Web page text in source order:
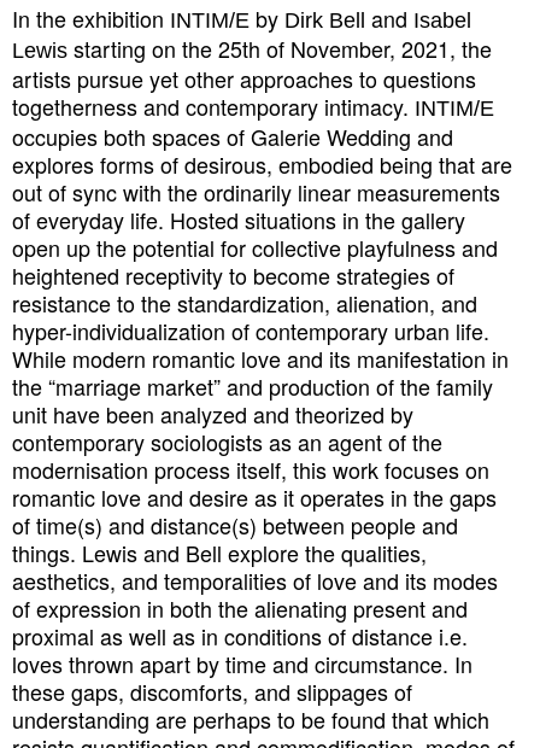
In the exhibition INTIM/E by Dirk Bell and Isabel
Lewis starting on the 25th of November, 2021, the
artists pursue yet other approaches to questions
togetherness and contemporary intimacy. INTIM/E
occupies both spaces of Galerie Wedding and
explores forms of desirous, embodied being that are
out of sync with the ordinarily linear measurements
of everyday life. Hosted situations in the gallery
open up the potential for collective playfulness and
heightened receptivity to become strategies of
resistance to the standardization, alienation, and
hyper-individualization of contemporary urban life.
While modern romantic love and its manifestation in
the “marriage market” and production of the family
unit have been analyzed and theorized by
contemporary sociologists as an agent of the
modernisation process itself, this work focuses on
romantic love and desire as it operates in the gaps
of time(s) and distance(s) between people and
things. Lewis and Bell explore the qualities,
aesthetics, and temporalities of love and its modes
of expression in both the alienating present and
proximal as well as in conditions of distance i.e.
loves thrown apart by time and circumstance. In
these gaps, discomforts, and slippages of
understanding are perhaps to be found that which